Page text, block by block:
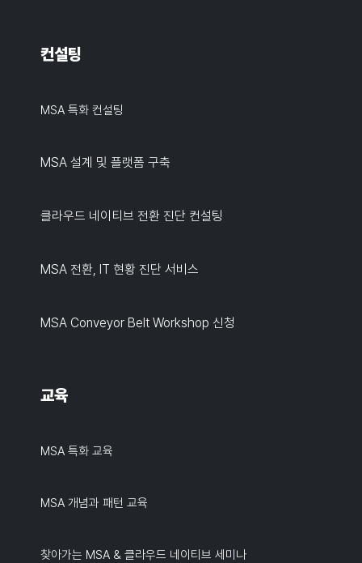
컨설팅
MSA 특화 컨설팅
MSA 설계 및 플랫폼 구축
클라우드 네이티브 전환 진단 컨설팅
MSA 전환, IT 현황 진단 서비스
MSA Conveyor Belt Workshop 신청
교육
MSA 특화 교육
MSA 개념과 패턴 교육
찾아가는 MSA & 클라우드 네이티브 세미나